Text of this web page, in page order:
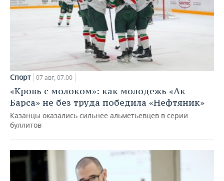
Спорт 07 авг, 07:00
«Кровь с молоком»: как молодежь «Ак
Барса» не без труда победила «Нефтяник»
Казанцы оказались сильнее альметьевцев в серии
буллитов